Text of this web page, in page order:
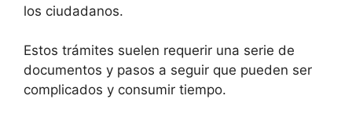
los ciudadanos.
Estos trámites suelen requerir una serie de
documentos y pasos a seguir que pueden ser
complicados y consumir tiempo.